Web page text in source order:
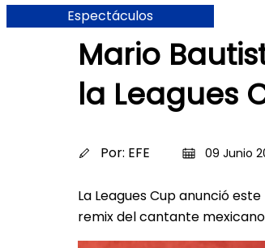
Espectáculos
Mario
la Leagues
Por: EFE 09 Junio
La Leagues Cup anunció
remix del cantante